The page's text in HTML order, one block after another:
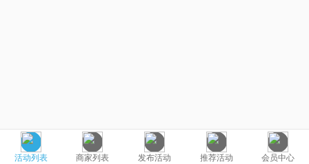
活动列表 商家列表 发布活动 推荐活动 会员中心